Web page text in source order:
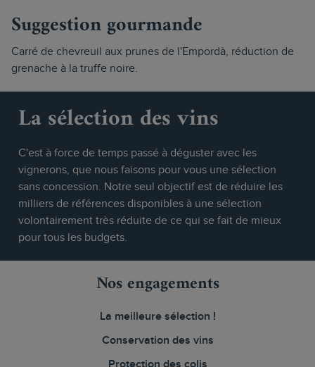
Suggestion gourmande
Carré de chevreuil aux prunes de l'Empordà, réduction de
grenache à la truffe noire.
La sélection des vins
C'est à force de temps passé à déguster avec les
vignerons, que nous faisons pour vous une sélection
sans concession. Notre seul objectif est de réduire les
milliers de références disponibles à une sélection
volontairement très réduite de ce qui se fait de mieux
pour tous les budgets.
Nos engagements
La meilleure sélection !
Conservation des vins